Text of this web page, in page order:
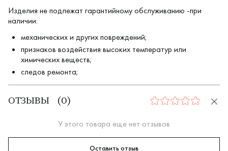
Изделия не подлежат гарантийному обслуживанию -при
наличии:
механических и других повреждений;
признаков воздействия высоких температур или
химических веществ;
следов ремонта;
ОТЗЫВЫ ( 0) 0
У этого товара еще нет отзывов
Оставить отзыв